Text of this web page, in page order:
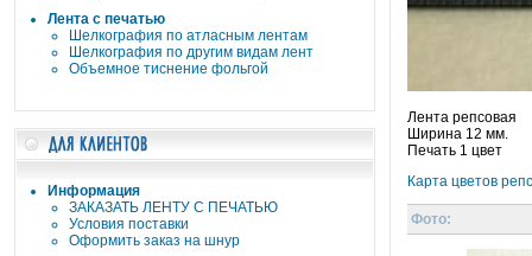
Лента с печатью
Шелкография по атласным лентам
Шелкография по другим видам лент
Объемное тиснение фольгой
Информация
ЗАКАЗАТЬ ЛЕНТУ С ПЕЧАТЬЮ
Условия поставки
Оформить заказ на шнур
Лента репсовая
Ширина 12 мм.
Печать 1 цвет
Карта цветов
Фото: